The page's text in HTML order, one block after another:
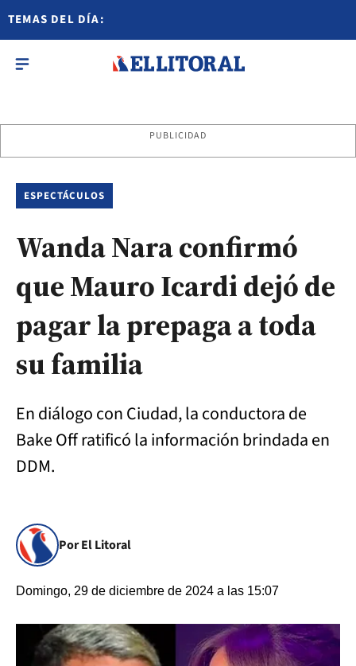
TEMAS DEL DÍA:
PUBLICIDAD
ESPECTÁCULOS
Wanda Nara confirmó
que Mauro Icardi dejó de
pagar la prepaga a toda
su familia
En diálogo con Ciudad, la conductora de
Bake Off ratificó la información brindada en
DDM.
Por El Litoral
Domingo, 29 de diciembre de 2024 a las 15:07